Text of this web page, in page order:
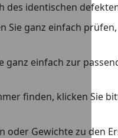
des identischen
Sie ganz einfach
einfach zur
finden, klicken Sie
oder Gewichte zu den